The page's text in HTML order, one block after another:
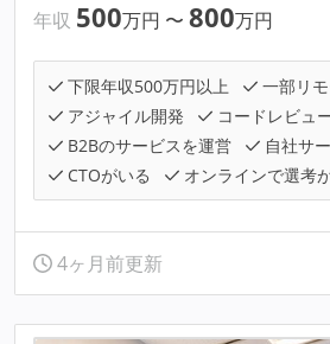
年収 500万円 〜 800万円
下限年収500万円以上
一部リ
アジャイル開発
コードレビュ
B2Bのサービスを運営
自社サ
CTOがいる
オンラインで選考
4ヶ月前更新